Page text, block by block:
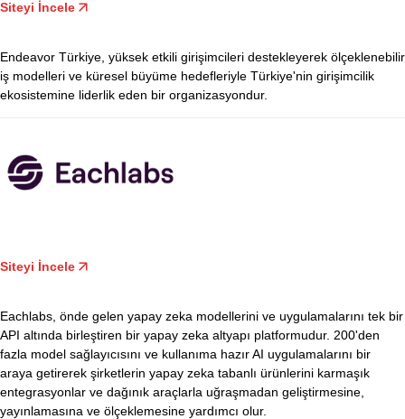
Siteyi İncele
Endeavor Türkiye, yüksek etkili girişimcileri destekleyerek ölçeklenebilir
iş modelleri ve küresel büyüme hedefleriyle Türkiye'nin girişimcilik
ekosistemine liderlik eden bir organizasyondur.
Siteyi İncele
Eachlabs, önde gelen yapay zeka modellerini ve uygulamalarını tek bir
API altında birleştiren bir yapay zeka altyapı platformudur. 200'den
fazla model sağlayıcısını ve kullanıma hazır AI uygulamalarını bir
araya getirerek şirketlerin yapay zeka tabanlı ürünlerini karmaşık
entegrasyonlar ve dağınık araçlarla uğraşmadan geliştirmesine,
yayınlamasına ve ölçeklemesine yardımcı olur.